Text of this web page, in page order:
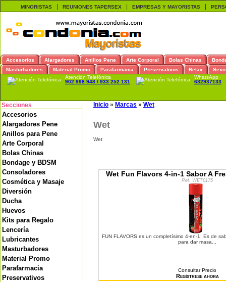
MINORISTAS REUNIONES TAPERSEX EMPRESAS Y MAYORISTAS
Accesorios Alargadores Anillos Pene Arte Corporal Bolas Chinas
Masturbadores
Material Promo Parafarmacia Preservativos Relax
Atención Telefónica
902 998 948 / 933 252 131
WhatsApp
682937133
Secciones
Accesorios
Alargadores Pene
Anillos para Pene
Arte Corporal
Bolas Chinas
Bondage y BDSM
Consoladores
Cosmética y Masaje
Diversión
Ducha
Huevos
Kits para Regalo
Lencería
Lubricantes
Masturbadores
Material Promo
Parafarmacia
Preservativos
Inicio » Marcas » Wet
Wet
Wet
Wet Fun Flavors 4-in-1 Sabor A
Ref. WET0175
FUN FLAVORS es un completísimo 4-en-1: Es de
para dar masa...
Consultar Precio
Regístrese ahora